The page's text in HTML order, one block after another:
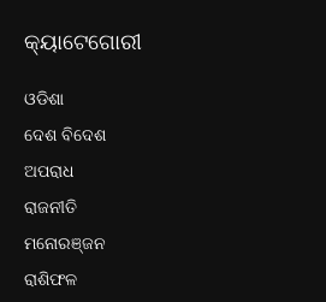
କ୍ୟାଟେଗୋରୀ
ଓଡିଶା
ଦେଶ ବିଦେଶ
ଅପରାଧ
ରାଜନୀତି
ମନୋରଞ୍ଜନ
ରାଶିଫଳ